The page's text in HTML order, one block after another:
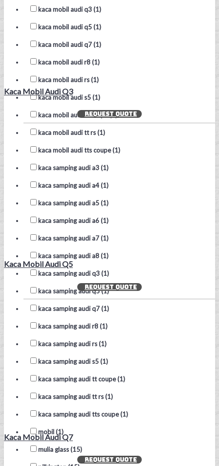
kaca mobil audi q3 (1)
kaca mobil audi q5 (1)
kaca mobil audi q7 (1)
kaca mobil audi r8 (1)
kaca mobil audi rs (1)
kaca mobil audi s5 (1)
kaca mobil audi tt coupe (1)
kaca mobil audi tt rs (1)
kaca mobil audi tts coupe (1)
kaca samping audi a3 (1)
kaca samping audi a4 (1)
kaca samping audi a5 (1)
kaca samping audi a6 (1)
kaca samping audi a7 (1)
kaca samping audi a8 (1)
kaca samping audi q3 (1)
kaca samping audi q5 (1)
kaca samping audi q7 (1)
kaca samping audi r8 (1)
kaca samping audi rs (1)
kaca samping audi s5 (1)
kaca samping audi tt coupe (1)
kaca samping audi tt rs (1)
kaca samping audi tts coupe (1)
mobil (1)
mulia glass (15)
Kaca Mobil Audi Q3
REQUEST QUOTE
Kaca Mobil Audi Q5
REQUEST QUOTE
Kaca Mobil Audi Q7
REQUEST QUOTE